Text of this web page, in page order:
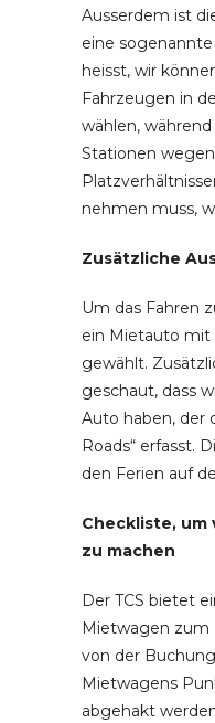
Ausserdem ist
eine sogenannte
heisst, wir
Fahrzeugen in
wählen,
Stationen
nehmen muss,
Zusätzliche
Um das Fahren
ein Mietauto mit
gewählt.
geschaut, dass
Auto haben, der
Roads“ erfasst.
den Ferien auf
Checkliste, um
zu machen
Der TCS bietet
Mietwagen zum
von der
Mietwagens
abgehakt